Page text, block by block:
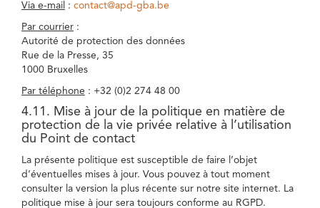
Via e-mail : contact@apd-gba.be
Par courrier :
Autorité de protection des données
Rue de la Presse, 35
1000 Bruxelles
Par téléphone : +32 (0)2 274 48 00
4.11. Mise à jour de la politique en matière de
protection de la vie privée relative à l’utilisation
du Point de contact
La présente politique est susceptible de faire l’objet
d’éventuelles mises à jour. Vous pouvez à tout moment
consulter la version la plus récente sur notre site internet. La
politique mise à jour sera toujours conforme au RGPD.